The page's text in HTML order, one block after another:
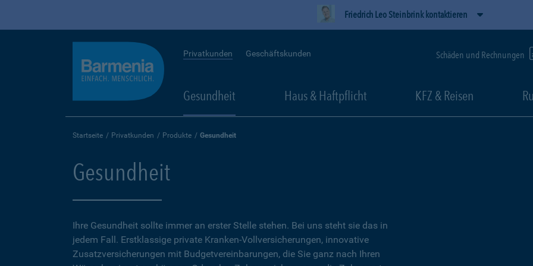
Friedrich Leo Steinbrink kontaktieren
Privatkunden Geschäftskunden Schäden und Rechnungen
Gesundheit Haus & Haftpflicht KFZ & Reisen
Startseite Privatkunden Produkte Gesundheit
Gesundheit
Ihre Gesundheit sollte immer an erster Stelle stehen. Bei uns steht sie das in
jedem Fall. Erstklassige private Kranken-Vollversicherungen, innovative
Zusatzversicherungen mit Budgetvereinbarungen, die Sie ganz nach Ihren